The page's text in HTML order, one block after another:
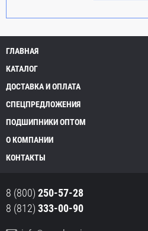
ГЛАВНАЯ
КАТАЛОГ
ДОСТАВКА И ОПЛАТА
СПЕЦПРЕДЛОЖЕНИЯ
ПОДШИПНИКИ ОПТОМ
О КОМПАНИИ
КОНТАКТЫ
8 (800) 250-57-28
8 (812) 333-00-90